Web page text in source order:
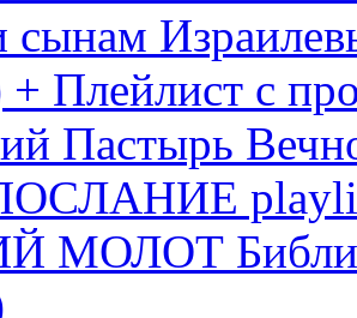
сынам
+ Плейлист с
Пастырь
МОЛОТ Библия